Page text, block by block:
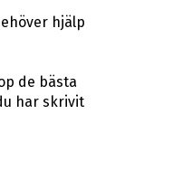
hjälp
de bästa
har skrivit